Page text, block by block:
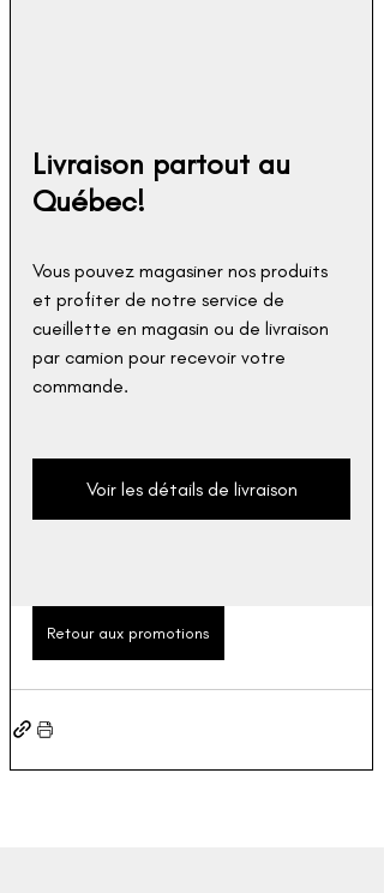
Livraison partout au
Québec!
Vous pouvez magasiner nos produits
et profiter de notre service de
cueillette en magasin ou de livraison
par camion pour recevoir votre
commande.
Voir les détails de livraison
Retour aux promotions